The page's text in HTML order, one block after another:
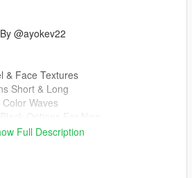
@ayokev22
& Face Textures
Short & Long
Waves
By @VoidDust1998
Full Description